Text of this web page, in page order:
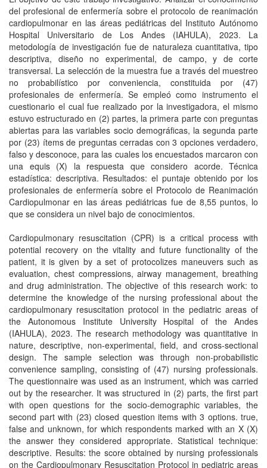
del profesional de enfermería sobre el protocolo de reanimación
cardiopulmonar en las áreas pediátricas del Instituto Autónomo
Hospital Universitario de Los Andes (IAHULA), 2023. La
metodología de investigación fue de naturaleza cuantitativa, tipo
descriptiva, diseño no experimental, de campo, y de corte
transversal. La selección de la muestra fue a través del muestreo
no probabilístico por conveniencia, constituida por (47)
profesionales de enfermería. Se empleó como instrumento el
cuestionario el cual fue realizado por la investigadora, el mismo
estuvo estructurado en (2) partes, la primera parte con preguntas
abiertas para las variables socio demográficas, la segunda parte
por (23) ítems de preguntas cerradas con 3 opciones verdadero,
falso y desconoce, para las cuales los encuestados marcaron con
una equis (X) la respuesta que considero acorde. Técnica
estadística: descriptiva. Resultados: el puntaje obtenido por los
profesionales de enfermería sobre el Protocolo de Reanimación
Cardiopulmonar en las áreas pediátricas fue de 8,55 puntos, lo
que se considera un nivel bajo de conocimientos.
Cardiopulmonary resuscitation (CPR) is a critical process with
potential recovery on the vitality and future functionality of the
patient, it is given by a set of protocolizes maneuvers such as
evaluation, chest compressions, airway management, breathing
and drug administration. The objective of this research work: to
determine the knowledge of the nursing professional about the
cardiopulmonary resuscitation protocol in the pediatric areas of
the Autonomous Institute University Hospital of the Andes
(IAHULA), 2023. The research methodology was quantitative in
nature, descriptive, non-experimental, field, and cross-sectional
design. The sample selection was through non-probabilistic
convenience sampling, consisting of (47) nursing professionals.
The questionnaire was used as an instrument, which was carried
out by the researcher. It was structured in (2) parts, the first part
with open questions for the socio-demographic variables, the
second part with (23) closed question items with 3 options. true,
false and unknown, for which respondents marked with an X (X)
the answer they considered appropriate. Statistical technique:
descriptive. Results: the score obtained by nursing professionals
on the Cardiopulmonary Resuscitation Protocol in pediatric areas